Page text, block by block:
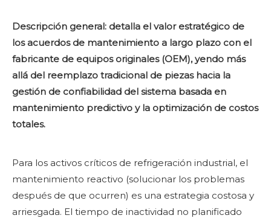
Descripción general: detalla el valor estratégico de
los acuerdos de mantenimiento a largo plazo con el
fabricante de equipos originales (OEM), yendo más
allá del reemplazo tradicional de piezas hacia la
gestión de confiabilidad del sistema basada en
mantenimiento predictivo y la optimización de costos
totales.
Para los activos críticos de refrigeración industrial, el
mantenimiento reactivo (solucionar los problemas
después de que ocurren) es una estrategia costosa y
arriesgada. El tiempo de inactividad no planificado